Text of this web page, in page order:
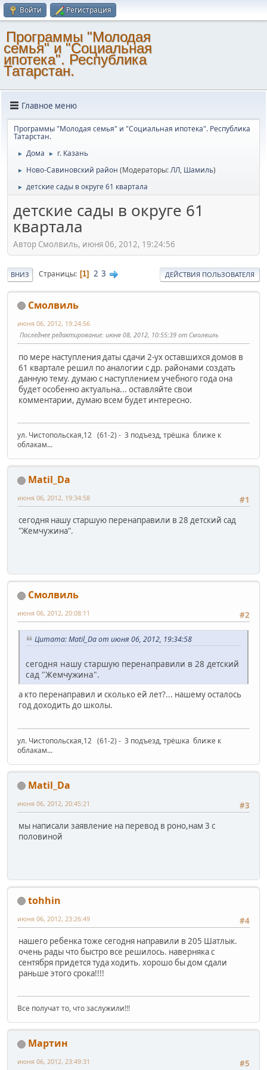
Войти Регистрация
Программы "Молодая
семья" и "Социальная
ипотека". Республика
Татарстан.
Главное меню
Программы "Молодая семья" и "Социальная ипотека". Республика
Татарстан.
► Дома ► г. Казань
► Ново-Савиновский район (Модераторы:ЛЛ, Шамиль)
► детские сады в округе 61 квартала
детские сады в округе 61
квартала
Автор Смолвиль, июня 06, 2012, 19:24:56
ВНИЗ Страницы 1 2 3 ДЕЙСТВИЯ ПОЛЬЗОВАТЕЛЯ
Смолвиль
июня 06, 2012, 19:24:56
Последнее редактирование: июня 08, 2012, 10:55:39 от Смолвиль
по мере наступления даты сдачи 2-ух оставшихся домов в
61 квартале решил по аналогии с др. районами создать
данную тему. думаю с наступлением учебного года она
будет особенно актуальна... оставляйте свои
комментарии, думаю всем будет интересно.
ул. Чистопольская,12 (61-2) - 3 подъезд, трёшка ближе к
облакам...
Matil_Da
#1
июня 06, 2012, 19:34:58
сегодня нашу старшую перенаправили в 28 детский сад
"Жемчужина".
Смолвиль
#2
июня 06, 2012, 20:08:11
Цитата: Matil_Da от июня 06, 2012, 19:34:58
сегодня нашу старшую перенаправили в 28 детский
сад "Жемчужина".
а кто перенаправил и сколько ей лет?... нашему осталось
год доходить до школы.
ул. Чистопольская,12 (61-2) - 3 подъезд, трёшка ближе к
облакам...
Matil_Da
#3
июня 06, 2012, 20:45:21
мы написали заявление на перевод в роно,нам 3 с
половиной
tohhin
#4
июня 06, 2012, 23:26:49
нашего ребенка тоже сегодня направили в 205 Шатлык.
очень рады что быстро все решилось. наверняка с
сентября придется туда ходить. хорошо бы дом сдали
раньше этого срока!!!!
Все получат то, что заслужили!!!
Мартин
#5
июня 06, 2012, 23:49:31